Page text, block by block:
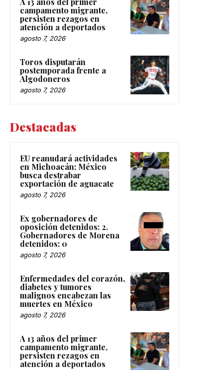
campamento migrante,
persisten rezagos en
atención a deportados
agosto 7, 2026
Toros disputarán
postemporada frente a
Algodoneros
agosto 7, 2026
Destacadas
EU reanudará actividades
en Michoacán; México
busca destrabar
exportación de aguacate
agosto 7, 2026
Ex gobernadores de
oposición detenidos: 2.
Gobernadores de Morena
detenidos: 0
agosto 7, 2026
Enfermedades del corazón,
diabetes y tumores
malignos encabezan las
muertes en México
agosto 7, 2026
A 13 años del primer
campamento migrante,
persisten rezagos en
atención a deportados